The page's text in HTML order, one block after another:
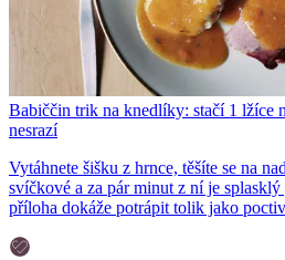
Babiččin trik na knedlíky: stačí 1 lžíce
nesrazí
Vytáhnete šišku z hrnce, těšíte se na
svíčkové a za pár minut z ní je
příloha dokáže potrápit tolik jako